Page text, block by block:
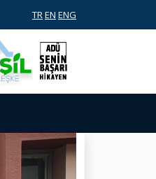
TR EN ENG